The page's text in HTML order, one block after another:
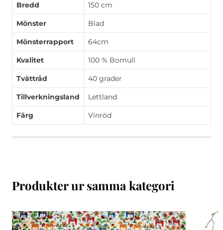
Bredd 150 cm
Mönster Blad
Mönsterrapport 64cm
Kvalitet 100 % Bomull
Tvättråd 40 grader
Tillverkningsland Lettland
Färg Vinröd
Produkter ur samma kategori